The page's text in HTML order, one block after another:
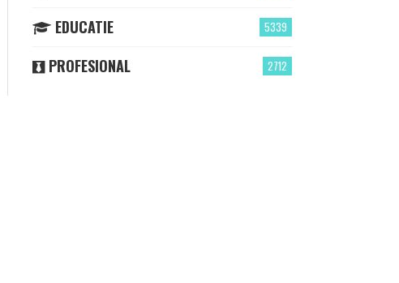
5339
EDUCATIE
2712
PROFESIONAL